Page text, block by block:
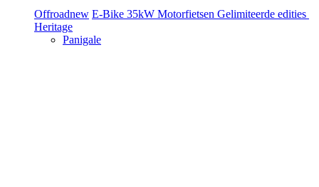
Offroadnew E-Bike 35kW Motorfietsen Gelimiteerde edities
Heritage
Panigale